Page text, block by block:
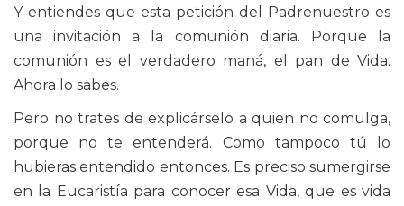
Y entiendes que esta petición del Padrenuestro es
una invitación a la comunión diaria. Porque la
comunión es el verdadero maná, el pan de Vida.
Ahora lo sabes.
Pero no trates de explicárselo a quien no comulga,
porque no te entenderá. Como tampoco tú lo
hubieras entendido entonces. Es preciso sumergirse
en la Eucaristía para conocer esa Vida, que es vida